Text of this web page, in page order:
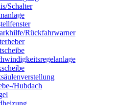
Schalter
Rückfahrwarner
Hubdach